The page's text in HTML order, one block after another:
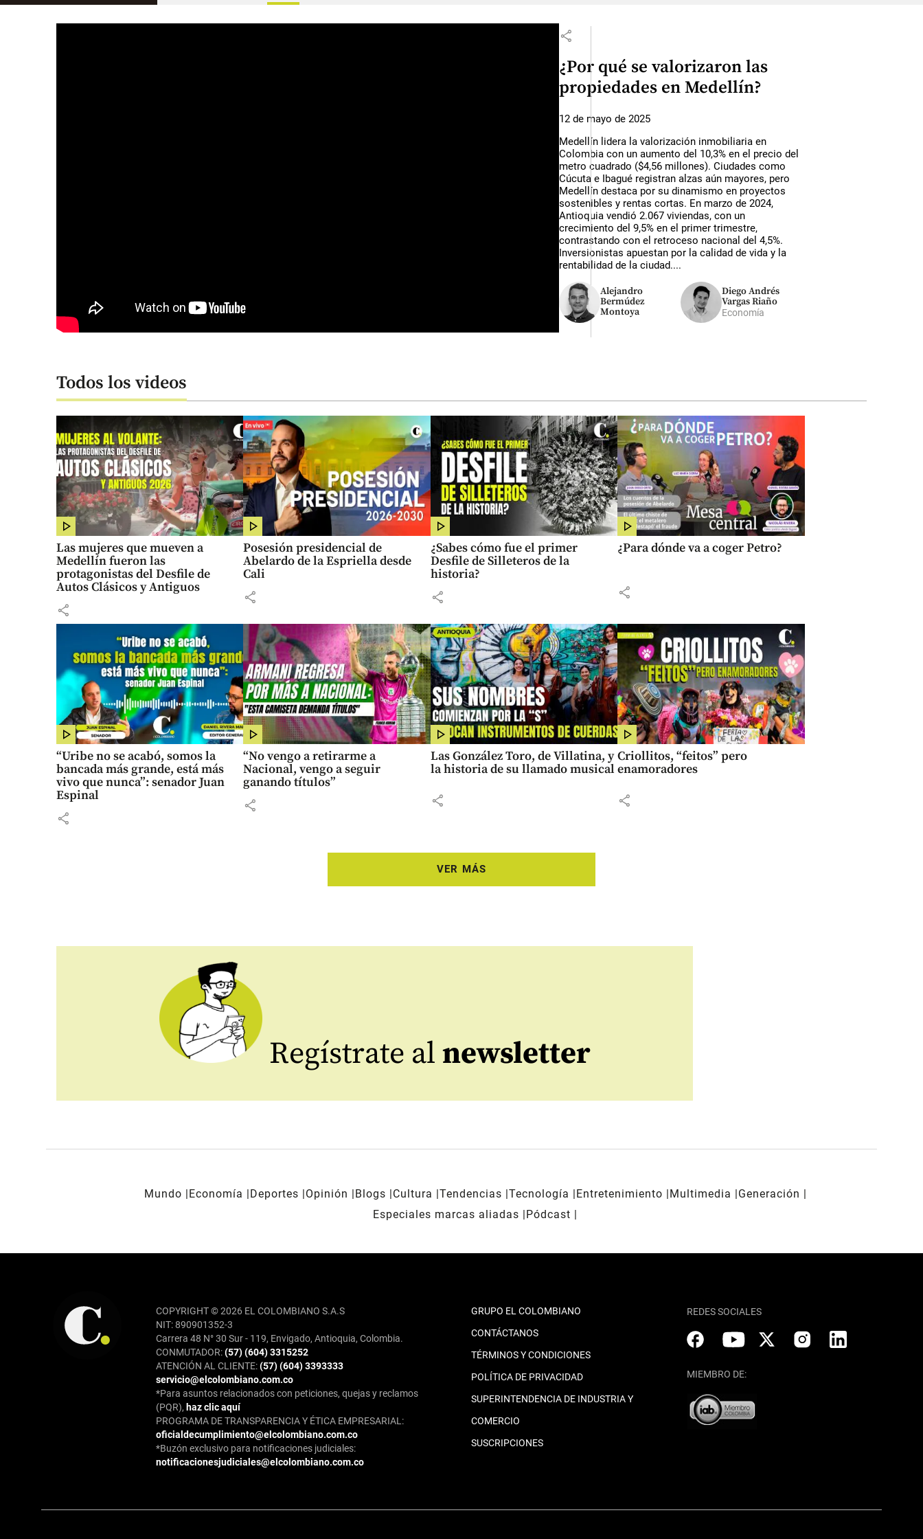
share
¿Por qué se valorizaron las
propiedades en Medellín?
12 de mayo de 2025
Medellín lidera la valorización inmobiliaria en
Colombia con un aumento del 10,3% en el precio del
metro cuadrado ($4,56 millones). Ciudades como
Cúcuta e Ibagué registran alzas aún mayores, pero
Medellín destaca por su dinamismo en proyectos
sostenibles y rentas cortas. En marzo de 2024,
Antioquia vendió 2.067 viviendas, con un
crecimiento del 9,5% en el primer trimestre,
contrastando con el retroceso nacional del 4,5%.
Inversionistas apuestan por la calidad de vida y la
rentabilidad de la ciudad....
Alejandro
Bermúdez
Montoya
Diego Andrés
Vargas Riaño
Economía
Todos los videos
Las mujeres que mueven a
Medellín fueron las
protagonistas del Desfile de
Autos Clásicos y Antiguos
share
Posesión presidencial de
Abelardo de la Espriella desde
Cali
share
¿Sabes cómo fue el primer
Desfile de Silleteros de la
historia?
share
¿Para dónde va a coger Petro?
share
“Uribe no se acabó, somos la
bancada más grande, está más
vivo que nunca”: senador Juan
Espinal
share
“No vengo a retirarme a
Nacional, vengo a seguir
ganando títulos”
share
Las González Toro, de Villatina, y
la historia de su llamado musical
share
Criollitos, “feitos” pero
enamoradores
share
VER MÁS
Regístrate al newsletter
Mundo Economía Deportes Opinión Blogs Cultura Tendencias Tecnología Entretenimiento Multimedia
Generación
Especiales marcas aliadas
Pódcast
COPYRIGHT © 2026 EL COLOMBIANO S.A.S
NIT: 890901352-3
Carrera 48 N° 30 Sur - 119, Envigado, Antioquia, Colombia.
CONMUTADOR:(57) (604) 3315252
ATENCIÓN AL CLIENTE:(57) (604) 3393333
servicio@elcolombiano.com.co
*Para asuntos relacionados con peticiones, quejas y reclamos
(PQR), haz clic aquí
PROGRAMA DE TRANSPARENCIA Y ÉTICA EMPRESARIAL:
oficialdecumplimiento@elcolombiano.com.co
*Buzón exclusivo para notificaciones judiciales:
notificacionesjudiciales@elcolombiano.com.co
GRUPO EL COLOMBIANO
CONTÁCTANOS
TÉRMINOS Y CONDICIONES
POLÍTICA DE PRIVACIDAD
SUPERINTENDENCIA DE INDUSTRIA Y
COMERCIO
SUSCRIPCIONES
REDES SOCIALES
MIEMBRO DE: